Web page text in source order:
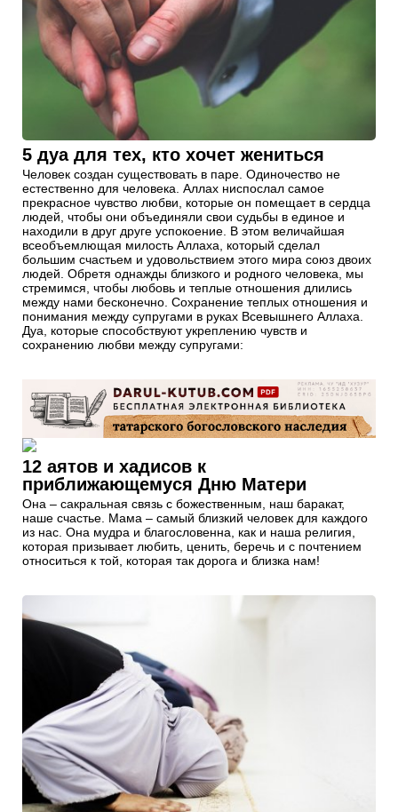
5 дуа для тех, кто хочет жениться
Человек создан существовать в паре. Одиночество не
естественно для человека. Аллах ниспослал самое
прекрасное чувство любви, которые он помещает в сердца
людей, чтобы они объединяли свои судьбы в единое и
находили в друг друге успокоение. В этом величайшая
всеобъемлющая милость Аллаха, который сделал
большим счастьем и удовольствием этого мира союз двоих
людей. Обретя однажды близкого и родного человека, мы
стремимся, чтобы любовь и теплые отношения длились
между нами бесконечно. Сохранение теплых отношения и
понимания между супругами в руках Всевышнего Аллаха.
Дуа, которые способствуют укреплению чувств и
сохранению любви между супругами:
12 аятов и хадисов к
приближающемуся Дню Матери
Она – сакральная связь с божественным, наш баракат,
наше счастье. Мама – самый близкий человек для каждого
из нас. Она мудра и благословенна, как и наша религия,
которая призывает любить, ценить, беречь и с почтением
относиться к той, которая так дорога и близка нам!